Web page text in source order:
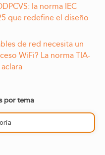
la norma IEC
que redefine el diseño
de red necesita un
WiFi? La norma TIA-
por tema